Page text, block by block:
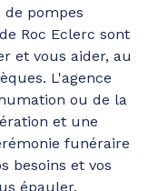
de pompes
Roc Eclerc sont
et vous aider, au
L'agence
ou de la
et une
funéraire
besoins et vos
épauler.